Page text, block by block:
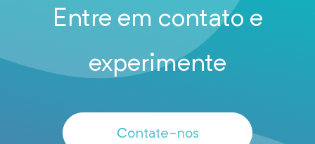
Entre em contato e
experimente
Contate-nos